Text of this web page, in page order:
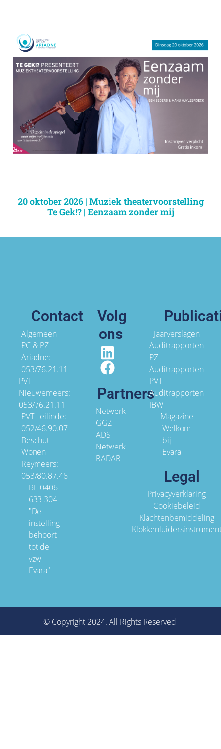
20 oktober 2026 | Muziek theatervoorstelling
Te Gek!? | Eenzaam zonder mij
Contact
Algemeen
PC & PZ
Ariadne:
053/76.21.11
PVT
Nieuwemeers:
053/76.21.11
PVT Leilinde:
052/46.90.07
Beschut
Wonen
Reymeers:
053/80.87.46
BE 0406
633 304
"De
instelling
behoort
tot de
vzw
Evara"
Volg
ons
Partners
Netwerk
GGZ
ADS
Netwerk
RADAR
Jaarverslagen
Auditrapporten
PZ
Auditrapporten
PVT
Auditrapporten
IBW
Magazine
Welkom
bij
Evara
Legal
Privacyverklaring
Cookiebeleid
Klachtenbemiddeling
© Copyright 2024. All Rights Reserved